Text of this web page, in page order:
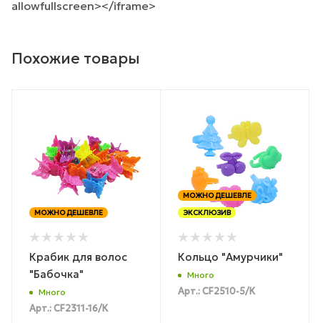
allowfullscreen></iframe>
Похожие товары
МОЖНО ДЕШЕВЛЕ
Крабик для волос
"Бабочка"
Много
Арт.: CF2311-16/К
МОЖНО ДЕШЕВЛЕ
ЭКСКЛЮЗИВ
Кольцо "Амурчики"
Много
Арт.: CF2510-5/К